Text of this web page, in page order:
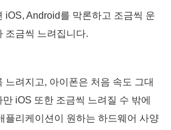
iOS, Android를 막론하고 조금씩 운
조금씩 느려집니다.
느려지고, 아이폰은 처음 속도 그대
iOS 또한 조금씩 느려질 수 밖에
플리케이션이 원하는 하드웨어 사양